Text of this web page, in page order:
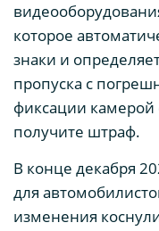
которое
знаки и
пропуска с
фиксации камерой
получите штраф.
В конце декабря
для
изменения